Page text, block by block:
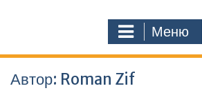
Меню
Автор: Roman Zif